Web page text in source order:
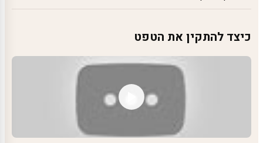
כיצד להתקין את הטפט